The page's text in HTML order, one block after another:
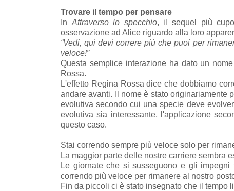
Trovare il tempo per pensare
In Attraverso lo specchio, il sequel più
osservazione ad Alice riguardo alla loro
“Vedi, qui devi correre più che puoi per
veloce!”
Questa semplice interazione ha dato un
Rossa.
L'effetto Regina Rossa dice che dobbiamo
andare avanti. Il nome è stato originariamente
evolutiva secondo cui una specie deve
evolutiva sia interessante, l'applicazione
questo caso.
Stai correndo sempre più veloce solo per
La maggior parte delle nostre carriere sembra
Le giornate che si susseguono e gli
correndo più veloce per rimanere al nostro
Fin da piccoli ci è stato insegnato che il tempo